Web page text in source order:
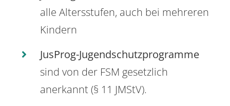
alle Altersstufen, auch bei mehreren
Kindern
JusProg-Jugendschutzprogramme
sind von der FSM gesetzlich
anerkannt (§ 11 JMStV).